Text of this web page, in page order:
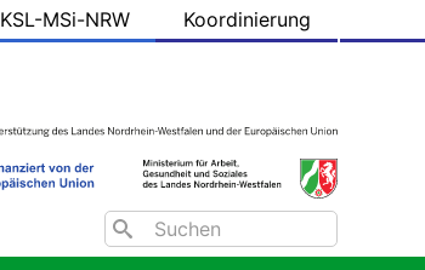
KSL-MSi-NRW Koordinierung
Search